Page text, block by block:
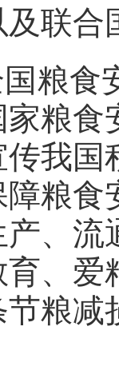
联
粮食
粮
我
粮
、
、
粮